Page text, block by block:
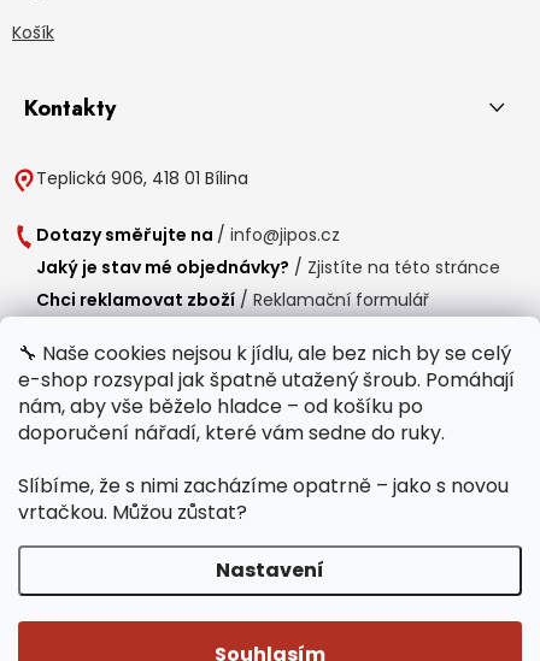
🔧 Naše cookies nejsou k jídlu, ale bez nich by se celý
e-shop rozsypal jak špatně utažený šroub. Pomáhají
nám, aby vše běželo hladce – od košíku po
doporučení nářadí, které vám sedne do ruky.
Slíbíme, že s nimi zacházíme opatrně – jako s novou
vrtačkou. Můžou zůstat?
Nastavení
Souhlasím
Košík
Kontakty
Teplická 906, 418 01 Bílina
Dotazy směřujte na / info@jipos.cz
Jaký je stav mé objednávky? / Zjistíte na této stránce
Chci reklamovat zboží / Reklamační formulář
Provozní doba
Po-Čt / 8:00 - 15:00
Polední přestávka /11:00 - 11:30
Běží na Shoptet Premium/Webdesign mi-ma.cz
Copyright 2026Jipos.cz. Všechna práva vyhrazena.Upravit nastavení
cookies